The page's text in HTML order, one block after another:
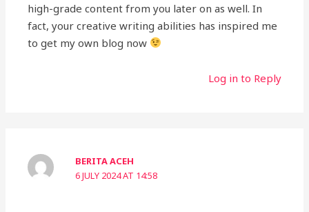
high-grade content from you later on as well. In
fact, your creative writing abilities has inspired me
to get my own blog now
Log in to Reply
BERITA ACEH
6 JULY 2024 AT 14:58